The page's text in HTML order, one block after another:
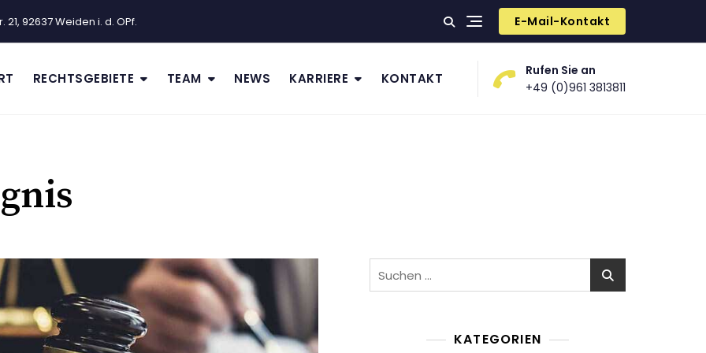
92637 Weiden i. d. OPf. E-Mail-Kontakt
RECHTSGEBIETE TEAM NEWS KARRIERE KONTAKT
Rufen Sie an
+49 (0)961 3813811
KATEGORIEN